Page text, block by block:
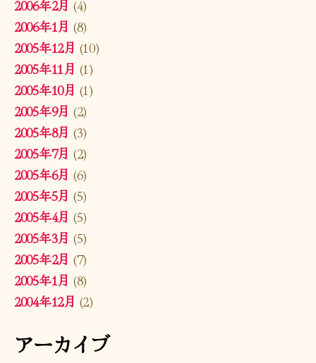
2006年2月 (4)
2006年1月 (8)
2005年12月 (10)
2005年11月 (1)
2005年10月 (1)
2005年9月 (2)
2005年8月 (3)
2005年7月 (2)
2005年6月 (6)
2005年5月 (5)
2005年4月 (5)
2005年3月 (5)
2005年2月 (7)
2005年1月 (8)
2004年12月 (2)
アーカイブ